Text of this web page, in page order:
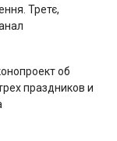
Третє,
об
праздников и